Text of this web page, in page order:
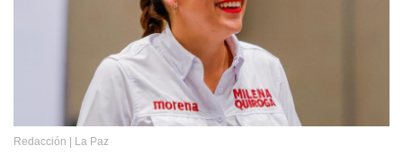
Redacción La Paz